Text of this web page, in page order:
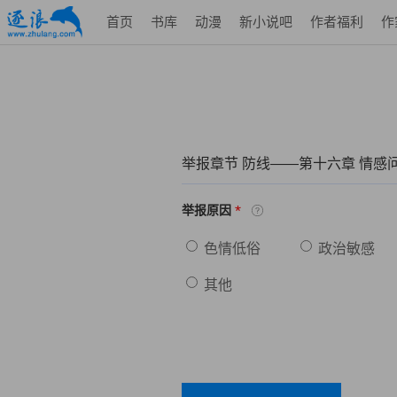
首页 书库 动漫 新小说吧 作者福利 作
举报章节 防线——第十六章 情感
举报原因 *
色情低俗 政治敏感
其他